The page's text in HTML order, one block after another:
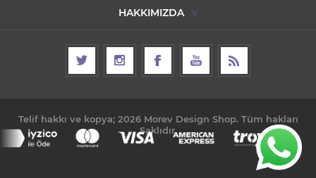
HAKKIMIZDA
Telif hakkı ve kopya; 2026 Morev Design Shop. Tüm hakları
Saklıdır.